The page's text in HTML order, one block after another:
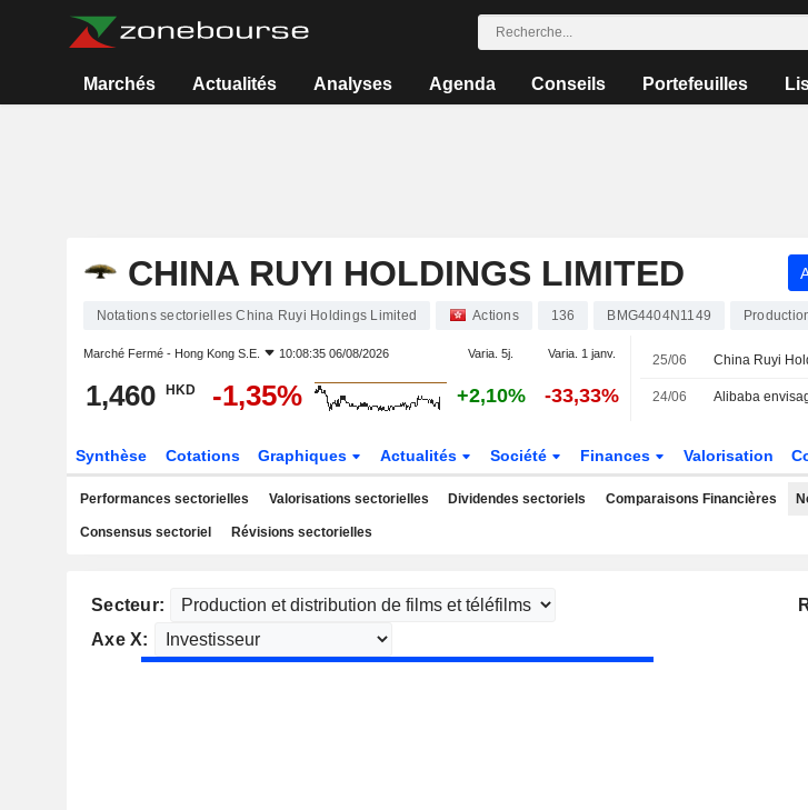
Marchés Actualités Analyses Agenda Conseils Portefeuilles
CHINA RUYI HOLDINGS LIMITED
Notations sectorielles China Ruyi Holdings Limited Actions 136 BMG4404N1149
Marché Fermé - Hong Kong S.E. 10:08:35 06/08/2026 Varia. 5j. Varia. 1 janv.
1,460 HKD -1,35% +2,10% -33,33%
25/06
24/06
Synthèse Cotations Graphiques Actualités Société Finances Valorisation
Performances sectorielles Valorisations sectorielles Dividendes sectoriels Comparaisons Financières
Consensus sectoriel Révisions sectorielles
Secteur:
Axe X: